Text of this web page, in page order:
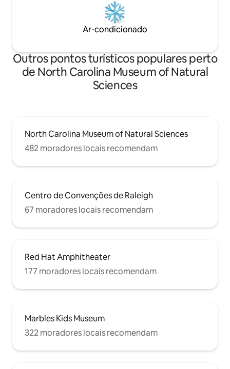
Ar-condicionado
Outros pontos turísticos populares perto
de North Carolina Museum of Natural
Sciences
North Carolina Museum of Natural Sciences
482 moradores locais recomendam
Centro de Convenções de Raleigh
67 moradores locais recomendam
Red Hat Amphitheater
177 moradores locais recomendam
Marbles Kids Museum
322 moradores locais recomendam